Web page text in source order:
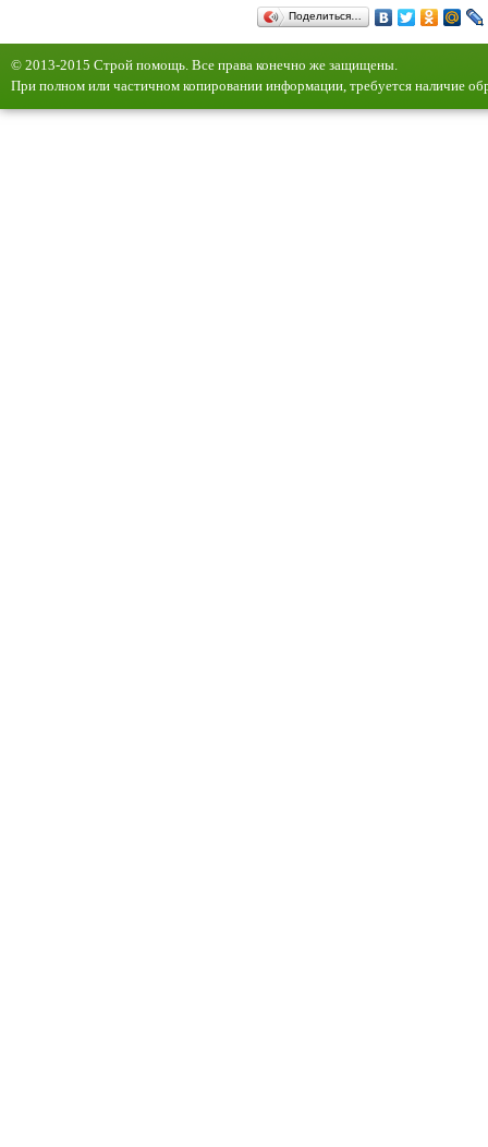
Поделиться…
© 2013-2015 Строй помощь. Все права конечно же защищены.
При полном или частичном копировании информации, требуется наличие